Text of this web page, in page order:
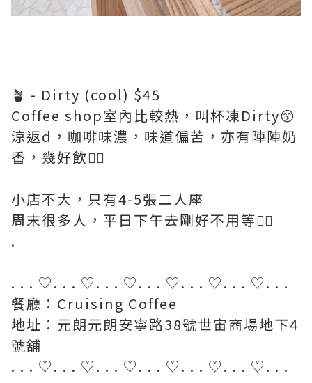
🪴 - Dirty (cool) $45
Coffee shop室內比較熱，叫杯凍Dirty😙
涼返d，咖啡味濃，味道偏苦，亦有陣陣奶
香，幾好飲👍🏼
小店不大，只有4-5張二人座
周末很多人，平日下午去剛好不用等✌🏼
.
. . . ♡. . . ♡. . . ♡. . . ♡. . . ♡. . . ♡. . .
餐廳：Cruising Coffee
地址：元朗元朗安寧路38號世宙商場地下4
號舖
. . . ♡. . . ♡. . . ♡. . . ♡. . . ♡. . . ♡. . .